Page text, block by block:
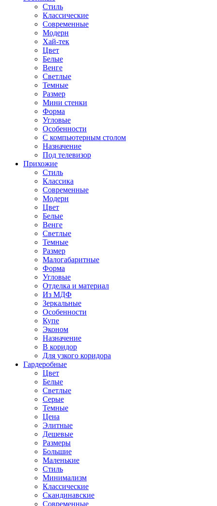
Стиль
Классические
Современные
Модерн
Хай-тек
Цвет
Белые
Венге
Светлые
Темные
Размер
Мини стенки
Форма
Угловые
Особенности
С компьютерным столом
Назначение
Под телевизор
Прихожие
Стиль
Классика
Современные
Модерн
Цвет
Белые
Венге
Светлые
Темные
Размер
Малогабаритные
Форма
Угловые
Отделка и материал
Из МДФ
Зеркальные
Особенности
Купе
Эконом
Назначение
В коридор
Для узкого коридора
Гардеробные
Цвет
Белые
Светлые
Серые
Темные
Цена
Элитные
Дешевые
Размеры
Большие
Маленькие
Стиль
Минимализм
Классические
Скандинавские
Современные